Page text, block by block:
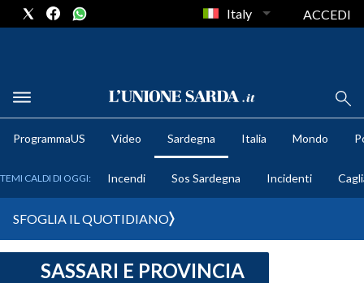
METEO
CRONACA SARDEGNA
Italy ACCEDI
ProgrammaUS Video Sardegna Italia Mondo
TEMI CALDI DI OGGI: Incendi Sos Sardegna Incidenti
SFOGLIA IL QUOTIDIANO
SASSARI E PROVINCIA